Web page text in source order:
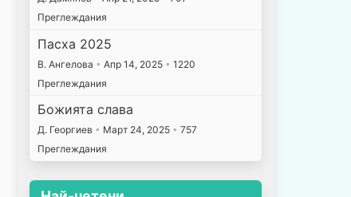
Преглеждания
Пасха 2025
В. Ангелова • Апр 14, 2025 • 1220
Преглеждания
Божията слава
Д. Георгиев • Март 24, 2025 • 757
Преглеждания